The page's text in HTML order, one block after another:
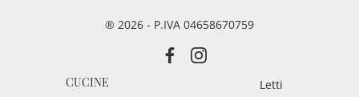
® 2026 - P.IVA 04658670759
CUCINE
Letti